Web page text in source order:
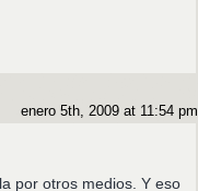
enero 5th, 2009 at 11:54 pm
por otros medios. Y eso